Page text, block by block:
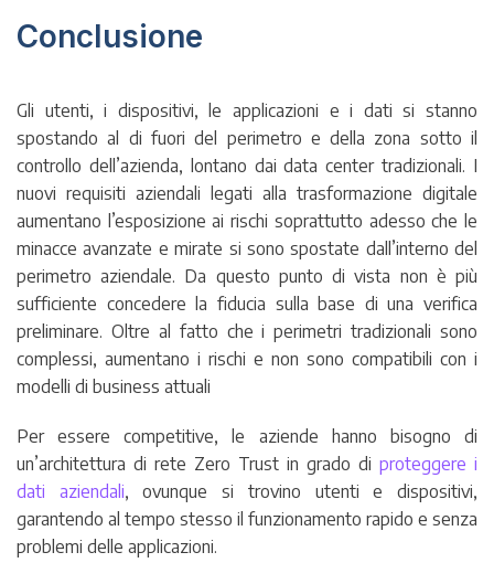
Conclusione
Gli utenti, i dispositivi, le applicazioni e i dati si stanno
spostando al di fuori del perimetro e della zona sotto il
controllo dell’azienda, lontano dai data center tradizionali. I
nuovi requisiti aziendali legati alla trasformazione digitale
aumentano l’esposizione ai rischi soprattutto adesso che le
minacce avanzate e mirate si sono spostate dall’interno del
perimetro aziendale. Da questo punto di vista non è più
sufficiente concedere la fiducia sulla base di una verifica
preliminare. Oltre al fatto che i perimetri tradizionali sono
complessi, aumentano i rischi e non sono compatibili con i
modelli di business attuali
Per essere competitive, le aziende hanno bisogno di
un’architettura di rete Zero Trust in grado di proteggere i
dati aziendali, ovunque si trovino utenti e dispositivi,
garantendo al tempo stesso il funzionamento rapido e senza
problemi delle applicazioni.